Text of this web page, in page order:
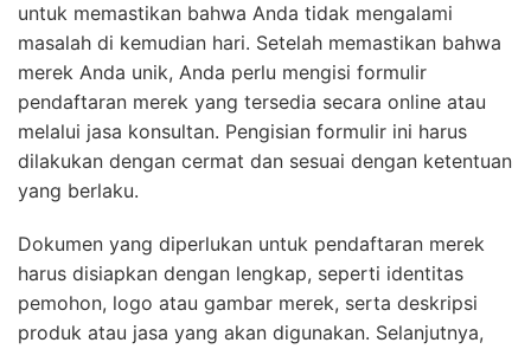
untuk memastikan bahwa Anda tidak mengalami
masalah di kemudian hari. Setelah memastikan bahwa
merek Anda unik, Anda perlu mengisi formulir
pendaftaran merek yang tersedia secara online atau
melalui jasa konsultan. Pengisian formulir ini harus
dilakukan dengan cermat dan sesuai dengan ketentuan
yang berlaku.
Dokumen yang diperlukan untuk pendaftaran merek
harus disiapkan dengan lengkap, seperti identitas
pemohon, logo atau gambar merek, serta deskripsi
produk atau jasa yang akan digunakan. Selanjutnya,